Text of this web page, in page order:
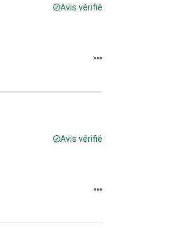
Avis vérifié
Avis vérifié